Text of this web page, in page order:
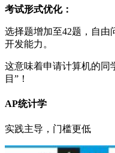
考试形式优化：
选择题增加至42题，自由
开发能力。
这意味着申请计算机的同
目”！
AP统计学
实践主导，门槛更低